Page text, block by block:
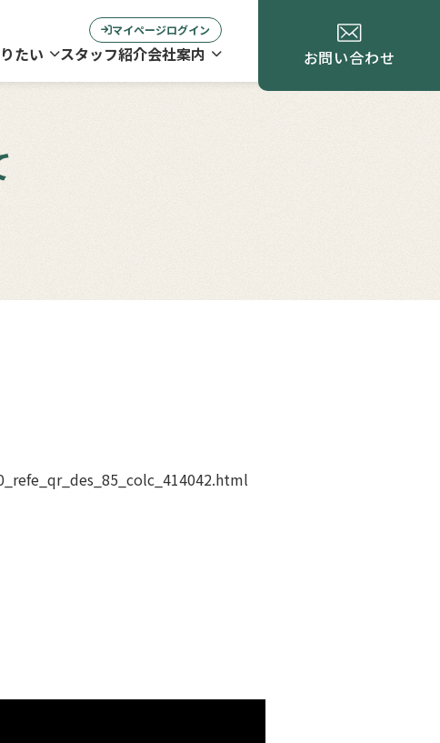
マイページログイン
たい スタッフ紹介会社案内 お問い合わせ